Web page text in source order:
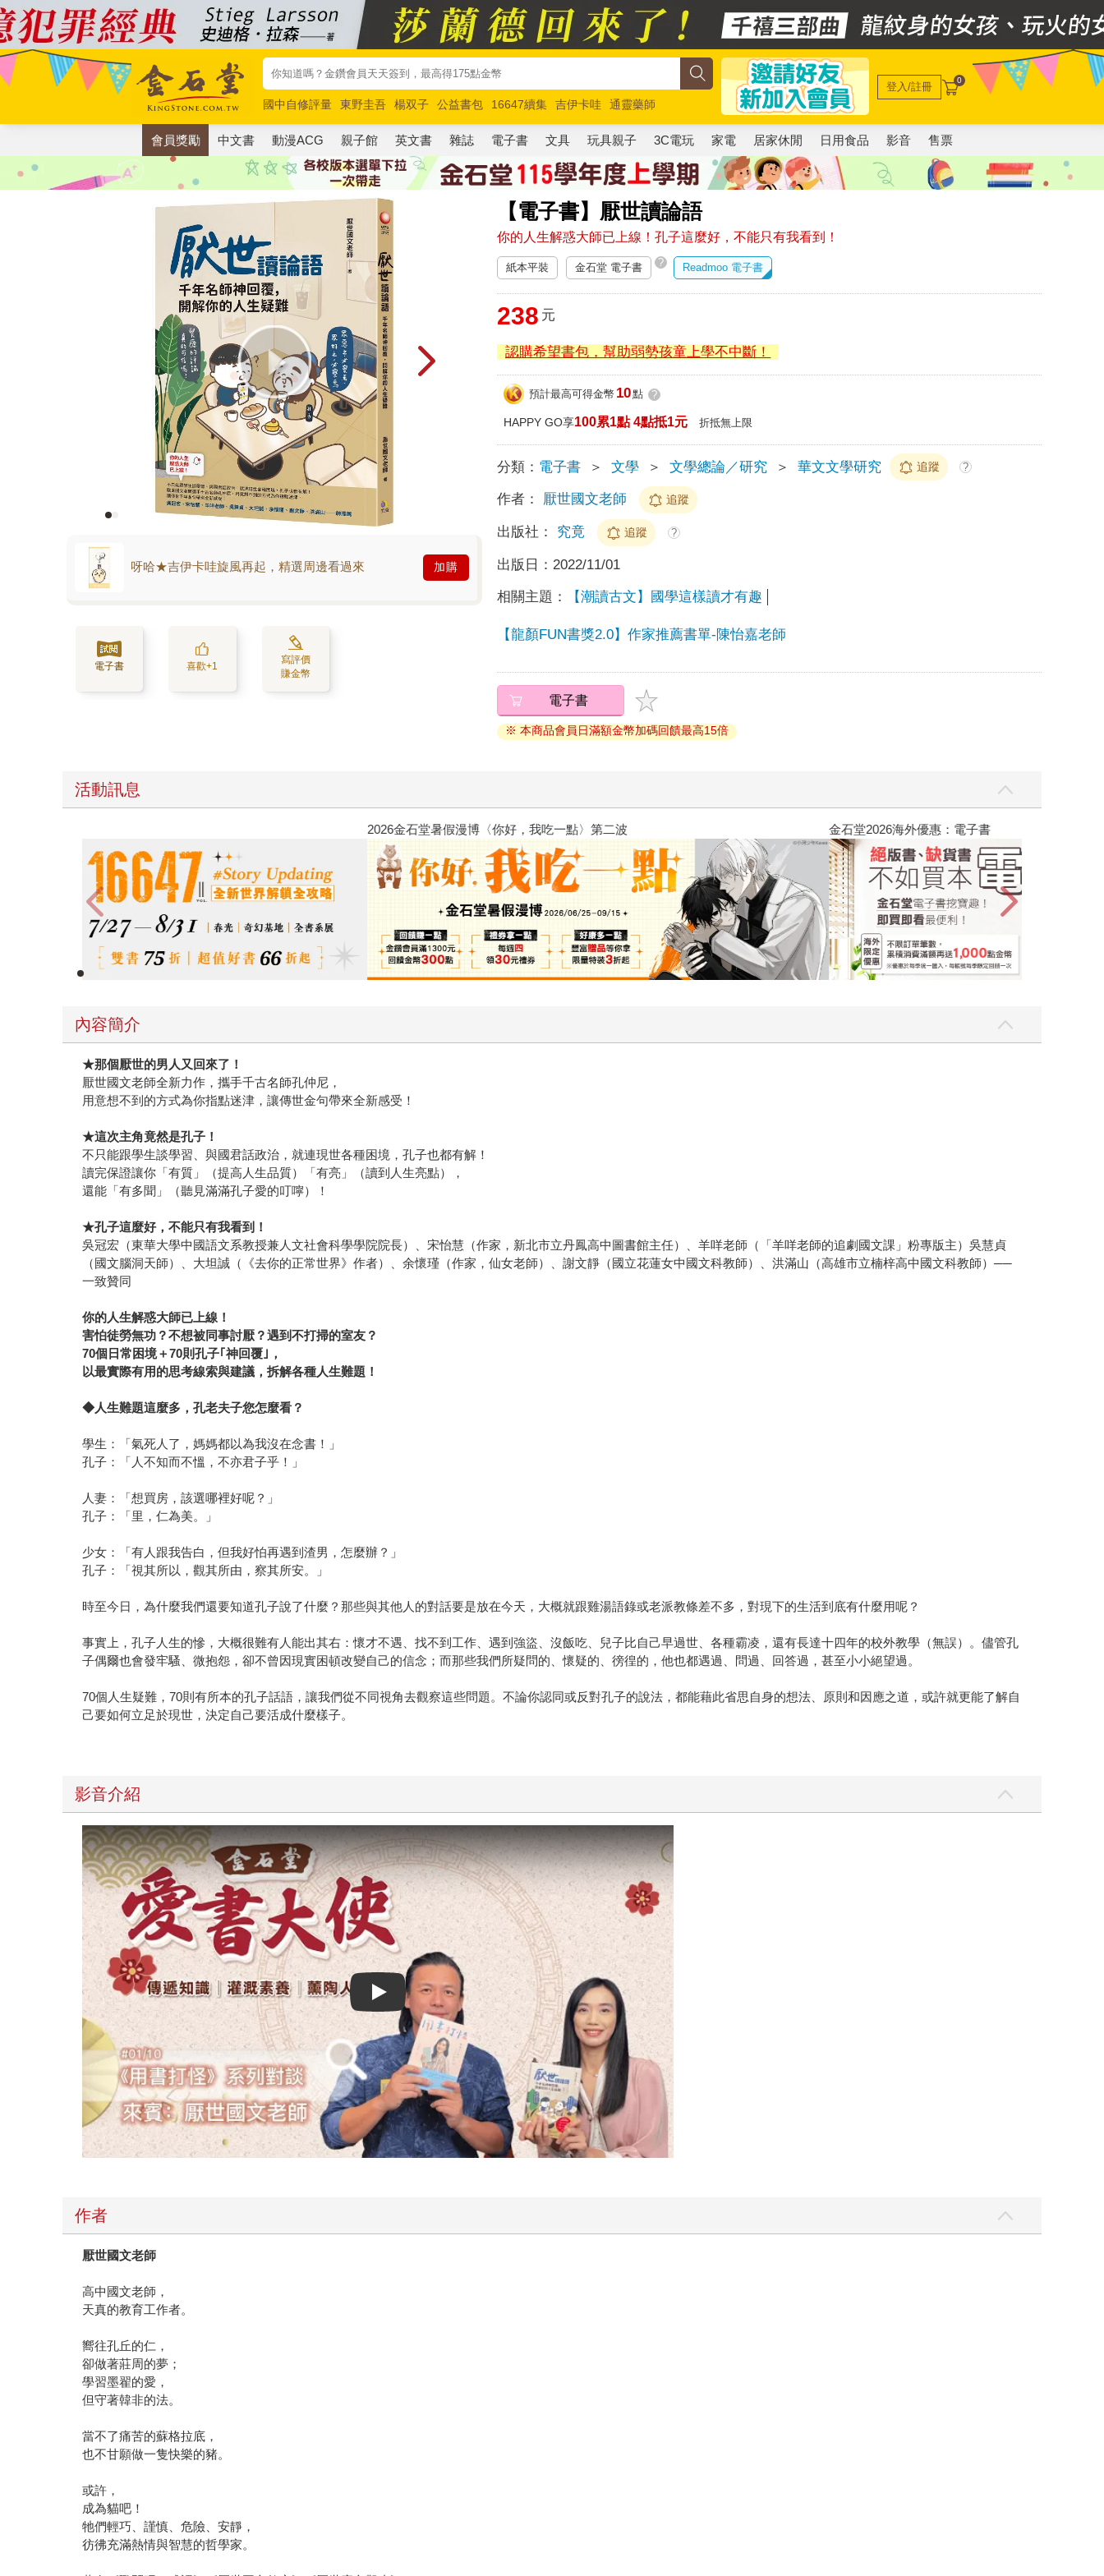
國中自修評量 東野圭吾 楊双子 公益書包 16647續集 吉伊卡哇
通靈藥師
唯紅花綻放
奧德賽 路邊攤新作 馬斯克 玩具總動員5 超慢跑
登入/註冊 0
會員獎勵 中文書 動漫ACG 親子館 英文書 雜誌 電子書 文具 玩具親子 3C電玩 家電 居家休閒 日用食品 影音 售票
【電子書】厭世讀論語
你的人生解惑大師已上線！孔子這麼好，不能只有我看到！
呀哈★吉伊卡哇旋風再起，精選周邊看過來 加購
電子書 喜歡+1
寫評價
賺金幣
紙本平裝 金石堂 電子書 ? Readmoo 電子書
238 元
認購希望書包，幫助弱勢孩童上學不中斷！
預計最高可得金幣 10點 ?
HAPPY GO享100累1點 4點抵1元 折抵無上限
分類： 電子書 ＞ 文學 ＞ 文學總論／研究 ＞ 華文文學研究 追蹤 ?
作者： 厭世國文老師 追蹤
出版社： 究竟 追蹤 ?
出版日： 2022/11/01
相關主題： 【潮讀古文】國學這樣讀才有趣
【龍顏FUN書獎2.0】作家推薦書單-陳怡嘉老師
電子書
※ 本商品會員日滿額金幣加碼回饋最高15倍
活動訊息
2026金石堂暑假漫博〈你好，我吃一點〉第二波
內容簡介
★那個厭世的男人又回來了！
厭世國文老師全新力作，攜手千古名師孔仲尼，
用意想不到的方式為你指點迷津，讓傳世金句帶來全新感受！
★這次主角竟然是孔子！
不只能跟學生談學習、與國君話政治，就連現世各種困境，孔子也都有解！
讀完保證讓你「有質」（提高人生品質）「有亮」（讀到人生亮點），
還能「有多聞」（聽見滿滿孔子愛的叮嚀）！
★孔子這麼好，不能只有我看到！
吳冠宏（東華大學中國語文系教授兼人文社會科學學院院長）、宋怡慧（作家，新北市立丹鳳高中圖書館主任）、羊咩老師（「羊咩老師的追劇國文課」粉專版主）吳慧貞
（國文腦洞天師）、大坦誠（《去你的正常世界》作者）、余懷瑾（作家，仙女老師）、謝文靜（國立花蓮女中國文科教師）、洪滿山（高雄市立楠梓高中國文科教師）──
一致贊同
你的人生解惑大師已上線！
害怕徒勞無功？不想被同事討厭？遇到不打掃的室友？
70個日常困境＋70則孔子｢神回覆｣，
以最實際有用的思考線索與建議，拆解各種人生難題！
◆人生難題這麼多，孔老夫子您怎麼看？
學生：「氣死人了，媽媽都以為我沒在念書！」
孔子：「人不知而不慍，不亦君子乎！」
人妻：「想買房，該選哪裡好呢？」
孔子：「里，仁為美。」
少女：「有人跟我告白，但我好怕再遇到渣男，怎麼辦？」
孔子：「視其所以，觀其所由，察其所安。」
時至今日，為什麼我們還要知道孔子說了什麼？那些與其他人的對話要是放在今天，大概就跟雞湯語錄或老派教條差不多，對現下的生活到底有什麼用呢？
事實上，孔子人生的慘，大概很難有人能出其右：懷才不遇、找不到工作、遇到強盜、沒飯吃、兒子比自己早過世、各種霸凌，還有長達十四年的校外教學（無誤）。儘管孔
子偶爾也會發牢騷、微抱怨，卻不曾因現實困頓改變自己的信念；而那些我們所疑問的、懷疑的、徬徨的，他也都遇過、問過、回答過，甚至小小絕望過。
70個人生疑難，70則有所本的孔子話語，讓我們從不同視角去觀察這些問題。不論你認同或反對孔子的說法，都能藉此省思自身的想法、原則和因應之道，或許就更能了解自
己要如何立足於現世，決定自己要活成什麼樣子。
影音介紹
Play video
作者
厭世國文老師
高中國文老師，
天真的教育工作者。
嚮往孔丘的仁，
卻做著莊周的夢；
學習墨翟的愛，
但守著韓非的法。
當不了痛苦的蘇格拉底，
也不甘願做一隻快樂的豬。
或許，
成為貓吧！
牠們輕巧、謹慎、危險、安靜，
彷彿充滿熱情與智慧的哲學家。